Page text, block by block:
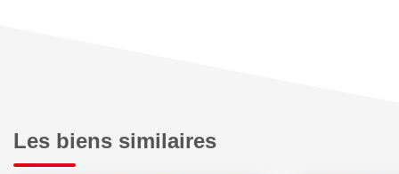
Les biens similaires